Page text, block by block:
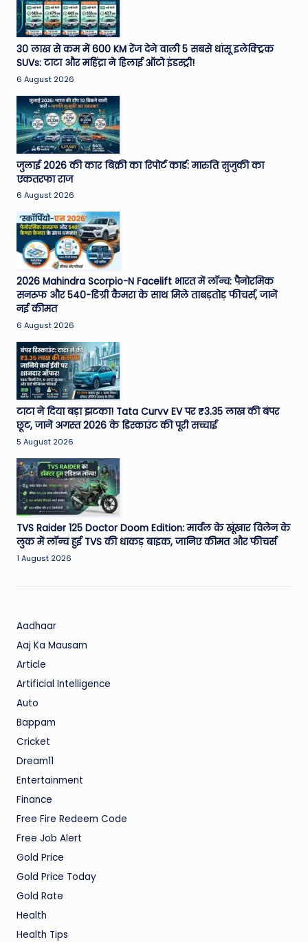
30 लाख से कम में 600 KM रेंज देने वाली 5 सबसे धांसू इलेक्ट्रिक
SUVs: टाटा और महिंद्रा ने हिलाई ऑटो इंडस्ट्री!
6 August 2026
जुलाई 2026 की कार बिक्री का रिपोर्ट कार्ड: मारुति सुजुकी का
एकतरफा राज
6 August 2026
2026 Mahindra Scorpio-N Facelift भारत में लॉन्च: पैनोरमिक
सनरूफ और 540-डिग्री कैमरा के साथ मिले ताबड़तोड़ फीचर्स, जानें
नई कीमत
6 August 2026
टाटा ने दिया बड़ा झटका! Tata Curvv EV पर ₹3.35 लाख की बंपर
छूट, जानें अगस्त 2026 के डिस्काउंट की पूरी सच्चाई
5 August 2026
TVS Raider 125 Doctor Doom Edition: मार्वल के खूंखार विलेन के
लुक में लॉन्च हुई TVS की धाकड़ बाइक, जानिए कीमत और फीचर्स
1 August 2026
Aadhaar
Aaj Ka Mausam
Article
Artificial Intelligence
Auto
Bappam
Cricket
Dream11
Entertainment
Finance
Free Fire Redeem Code
Free Job Alert
Gold Price
Gold Price Today
Gold Rate
Health
Health Tips